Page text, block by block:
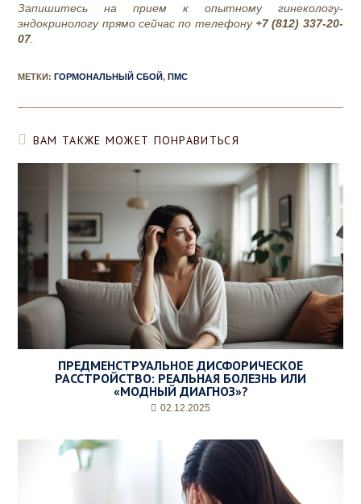
Запишитесь на прием к опытному гинекологу-
эндокринологу прямо сейчас по телефону+7 (812) 337-20-
07.
МЕТКИ : ГОРМОНАЛЬНЫЙ СБОЙ, ПМС
ВАМ ТАКЖЕ МОЖЕТ ПОНРАВИТЬСЯ
ПРЕДМЕНСТРУАЛЬНОЕ ДИСФОРИЧЕСКОЕ
РАССТРОЙСТВО: РЕАЛЬНАЯ БОЛЕЗНЬ ИЛИ
«МОДНЫЙ ДИАГНОЗ»?
02.12.2025